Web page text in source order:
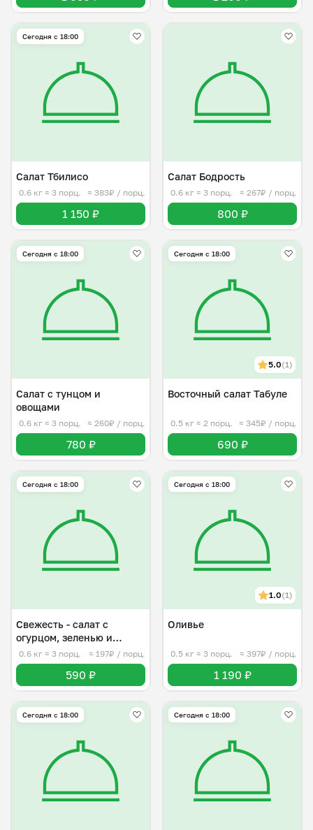
Сегодня с 18:00
Салат Тбилисо
0.6 кг ≈ 3 порц. ≈ 383₽ / порц.
1 150 ₽
Салат Бодрость
0.6 кг ≈ 3 порц. ≈ 267₽ / порц.
800 ₽
Сегодня с 18:00
Салат с тунцом и
овощами
0.6 кг ≈ 3 порц. ≈ 260₽ / порц.
780 ₽
Сегодня с 18:00
5.0(1)
Восточный салат Табуле
0.5 кг ≈ 2 порц. ≈ 345₽ / порц.
690 ₽
Сегодня с 18:00
Свежесть - салат с
огурцом, зеленью и
капустой
0.6 кг ≈ 3 порц. ≈ 197₽ / порц.
590 ₽
Сегодня с 18:00
1.0(1)
Оливье
0.5 кг ≈ 3 порц. ≈ 397₽ / порц.
1 190 ₽
Сегодня с 18:00 Сегодня с 18:00